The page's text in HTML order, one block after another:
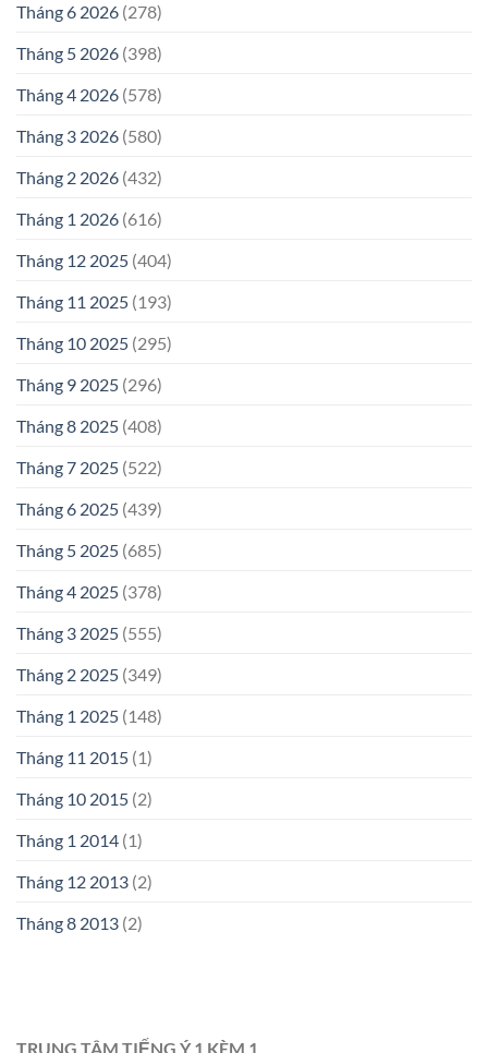
Tháng 6 2026 (278)
Tháng 5 2026 (398)
Tháng 4 2026 (578)
Tháng 3 2026 (580)
Tháng 2 2026 (432)
Tháng 1 2026 (616)
Tháng 12 2025 (404)
Tháng 11 2025 (193)
Tháng 10 2025 (295)
Tháng 9 2025 (296)
Tháng 8 2025 (408)
Tháng 7 2025 (522)
Tháng 6 2025 (439)
Tháng 5 2025 (685)
Tháng 4 2025 (378)
Tháng 3 2025 (555)
Tháng 2 2025 (349)
Tháng 1 2025 (148)
Tháng 11 2015 (1)
Tháng 10 2015 (2)
Tháng 1 2014 (1)
Tháng 12 2013 (2)
Tháng 8 2013 (2)
TRUNG TÂM TIẾNG Ý 1 KÈM 1